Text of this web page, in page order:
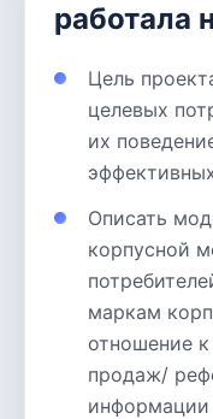
работала
Цель
целевых
их
Описать
корпусной
маркам
отношение
продаж/
информации